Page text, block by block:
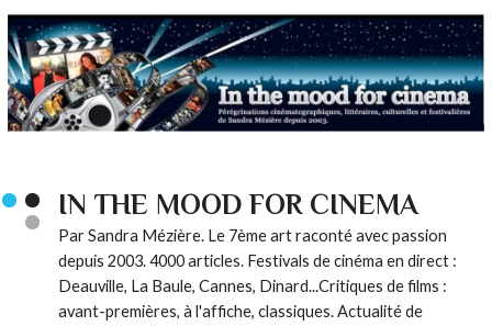
IN THE MOOD FOR CINEMA
Par Sandra Mézière. Le 7ème art raconté avec passion
depuis 2003. 4000 articles. Festivals de cinéma en direct :
Deauville, La Baule, Cannes, Dinard...Critiques de films :
avant-premières, à l'affiche, classiques. Actualité de